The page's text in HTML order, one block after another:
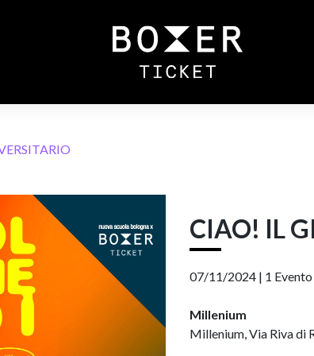
CIAO! IL
07/11/2024 | 1 Evento
Millenium
Millenium, Via Riva di